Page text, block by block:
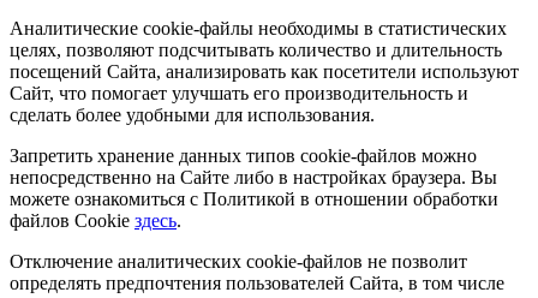
Аналитические cookie-файлы необходимы в статистических
целях, позволяют подсчитывать количество и длительность
посещений Сайта, анализировать как посетители используют
Сайт, что помогает улучшать его производительность и
сделать более удобными для использования.
Запретить хранение данных типов cookie-файлов можно
непосредственно на Сайте либо в настройках браузера. Вы
можете ознакомиться с Политикой в отношении обработки
файлов Cookie здесь.
Отключение аналитических cookie-файлов не позволит
определять предпочтения пользователей Сайта, в том числе